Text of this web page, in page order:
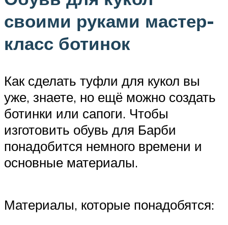
своими руками мастер-
класс ботинок
Как сделать туфли для кукол вы
уже, знаете, но ещё можно создать
ботинки или сапоги. Чтобы
изготовить обувь для Барби
понадобится немного времени и
основные материалы.
Материалы, которые понадобятся: